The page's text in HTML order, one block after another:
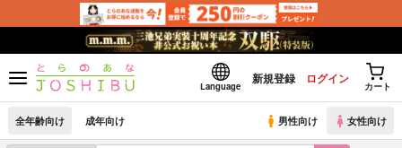
Language
新規登録 ログイン
カート
全年齢向け 成年向け 男性向け 女性向け